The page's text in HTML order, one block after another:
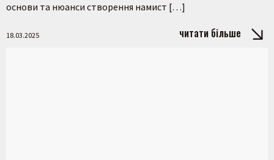
основи та нюанси створення намист […]
18.03.2025 читати більше